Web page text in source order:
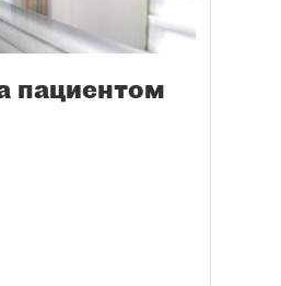
пациентом